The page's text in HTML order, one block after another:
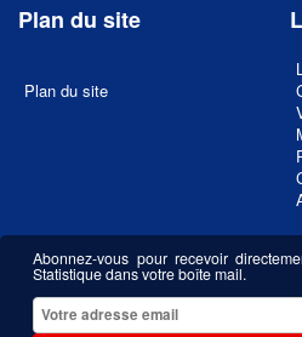
Plan du site
Plan du site
Abonnez-vous pour recevoir
Statistique dans votre boîte mail.